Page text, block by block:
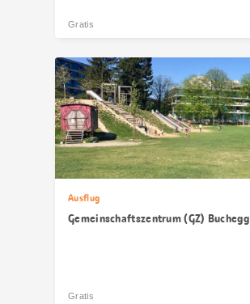
Gratis
Ausflug
Gemeinschaftszentrum (GZ) Buchegg
Gratis